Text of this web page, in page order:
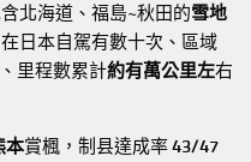
北海道、福島~秋田的雪地
日本自駕有數十次、區域
、里程數累計約有萬公里左右
本賞楓，制县達成率43/47